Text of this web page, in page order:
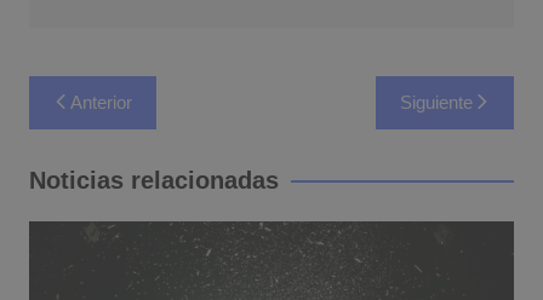
Navegación
de
entradas
Anterior Siguiente
Noticias relacionadas